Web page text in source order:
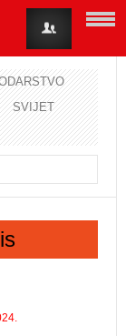
SVIJET